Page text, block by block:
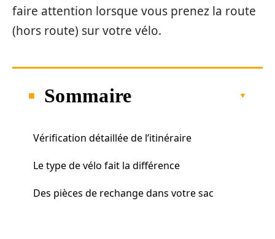
faire attention lorsque vous prenez la route
(hors route) sur votre vélo.
Sommaire
Vérification détaillée de l’itinéraire
Le type de vélo fait la différence
Des pièces de rechange dans votre sac